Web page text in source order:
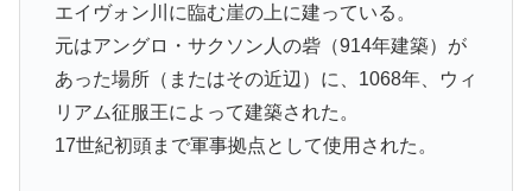
エイヴォン川に臨む崖の上に建っている。
元はアングロ・サクソン人の砦（914年建築）が
あった場所（またはその近辺）に、1068年、ウィ
リアム征服王によって建築された。
17世紀初頭まで軍事拠点として使用された。